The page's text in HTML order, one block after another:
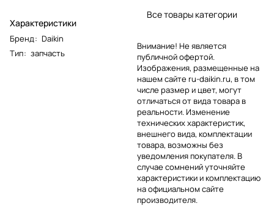
Характеристики
Бренд: Daikin
Тип: запчасть
Все товары категории
Внимание! Не является
публичной офертой.
Изображения, размещенные на
нашем сайте ru-daikin.ru, в том
числе размер и цвет, могут
отличаться от вида товара в
реальности. Изменение
технических характеристик,
внешнего вида, комплектации
товара, возможны без
уведомления покупателя. В
случае сомнений уточняйте
характеристики и комплектацию
на официальном сайте
производителя.